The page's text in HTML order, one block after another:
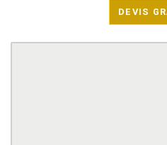
DEVIS